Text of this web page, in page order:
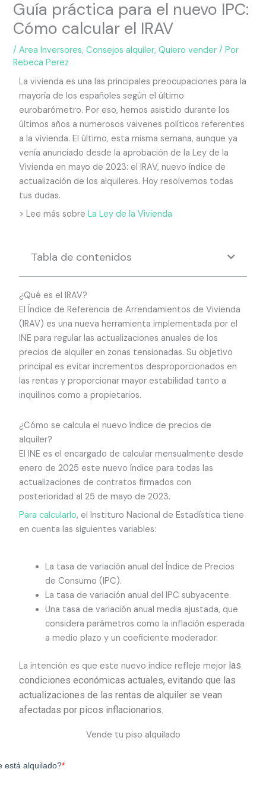
Guía práctica para el nuevo IPC:
Cómo calcular el IRAV
/Area Inversores,Consejos alquiler,Quiero vender / Por
Rebeca Perez
La vivienda es una las principales preocupaciones para la
mayoría de los españoles según el último
eurobarómetro. Por eso, hemos asistido durante los
últimos años a numerosos vaivenes políticos referentes
a la vivienda. El último, esta misma semana, aunque ya
venía anunciado desde la aprobación de la Ley de la
Vivienda en mayo de 2023: el IRAV, nuevo índice de
actualización de los alquileres. Hoy resolvemos todas
tus dudas.
> Lee más sobreLa Ley de la Vivienda
Tabla de contenidos
¿Qué es el IRAV?
El Índice de Referencia de Arrendamientos de Vivienda
(IRAV) es una nueva herramienta implementada por el
INE para regular las actualizaciones anuales de los
precios de alquiler en zonas tensionadas. Su objetivo
principal es evitar incrementos desproporcionados en
las rentas y proporcionar mayor estabilidad tanto a
inquilinos como a propietarios.
¿Cómo se calcula el nuevo índice de precios de
alquiler?
El INE es el encargado de calcular mensualmente desde
enero de 2025 este nuevo índice para todas las
actualizaciones de contratos firmados con
posterioridad al 25 de mayo de 2023.
Para calcularlo, el Instituro Nacional de Estadística tiene
en cuenta las siguientes variables:
La tasa de variación anual del Índice de Precios
de Consumo (IPC).
La tasa de variación anual del IPC subyacente.
Una tasa de variación anual media ajustada, que
considera parámetros como la inflación esperada
a medio plazo y un coeficiente moderador.
La intención es que este nuevo índice refleje mejor las
condiciones económicas actuales, evitando que las
actualizaciones de las rentas de alquiler se vean
afectadas por picos inflacionarios.
Vende tu piso alquilado